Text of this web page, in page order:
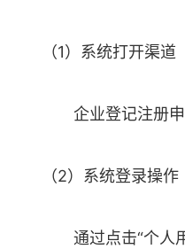
（1）系统打开渠道
企业登记注册申
（2）系统登录操作
通过点击“个人用